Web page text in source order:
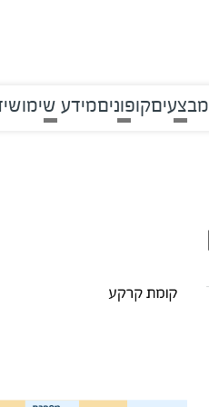
מבצעיםקופוניםמידע שימושי